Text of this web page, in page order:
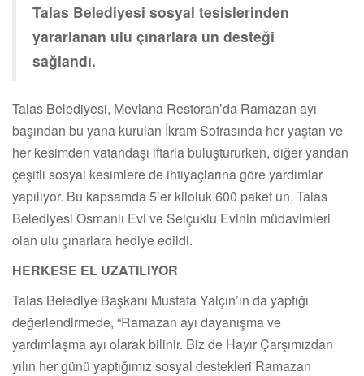
Talas Belediyesi sosyal tesislerinden
yararlanan ulu çınarlara un desteği
sağlandı.
Talas Belediyesi, Mevlana Restoran’da Ramazan ayı
başından bu yana kurulan İkram Sofrasında her yaştan ve
her kesimden vatandaşı iftarla buluştururken, diğer yandan
çeşitli sosyal kesimlere de ihtiyaçlarına göre yardımlar
yapılıyor. Bu kapsamda 5’er kiloluk 600 paket un, Talas
Belediyesi Osmanlı Evi ve Selçuklu Evinin müdavimleri
olan ulu çınarlara hediye edildi.
HERKESE EL UZATILIYOR
Talas Belediye Başkanı Mustafa Yalçın’ın da yaptığı
değerlendirmede, “Ramazan ayı dayanışma ve
yardımlaşma ayı olarak bilinir. Biz de Hayır Çarşımızdan
yılın her günü yaptığımız sosyal destekleri Ramazan